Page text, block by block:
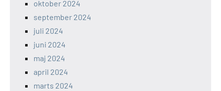
oktober 2024
september 2024
juli 2024
juni 2024
maj 2024
april 2024
marts 2024